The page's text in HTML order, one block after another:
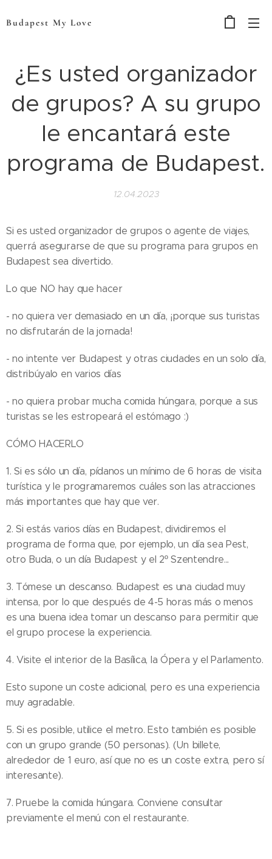
Budapest My Love
¿Es usted organizador
de grupos? A su grupo
le encantará este
programa de Budapest.
12.04.2023
Si es usted organizador de grupos o agente de viajes,
querrá asegurarse de que su programa para grupos en
Budapest sea divertido.
Lo que NO hay que hacer
- no quiera ver demasiado en un día, ¡porque sus turistas
no disfrutarán de la jornada!
- no intente ver Budapest y otras ciudades en un solo día,
distribúyalo en varios días
- no quiera probar mucha comida húngara, porque a sus
turistas se les estropeará el estómago :)
CÓMO HACERLO
1. Si es sólo un día, pídanos un mínimo de 6 horas de visita
turística y le programaremos cuáles son las atracciones
más importantes que hay que ver.
2. Si estás varios días en Budapest, dividiremos el
programa de forma que, por ejemplo, un día sea Pest,
otro Buda, o un día Budapest y el 2º Szentendre...
3. Tómese un descanso. Budapest es una ciudad muy
intensa, por lo que después de 4-5 horas más o menos
es una buena idea tomar un descanso para permitir que
el grupo procese la experiencia.
4. Visite el interior de la Basílica, la Ópera y el Parlamento.
Esto supone un coste adicional, pero es una experiencia
muy agradable.
5. Si es posible, utilice el metro. Esto también es posible
con un grupo grande (50 personas). (Un billete,
alrededor de 1 euro, así que no es un coste extra, pero sí
interesante).
7. Pruebe la comida húngara. Conviene consultar
previamente el menú con el restaurante.